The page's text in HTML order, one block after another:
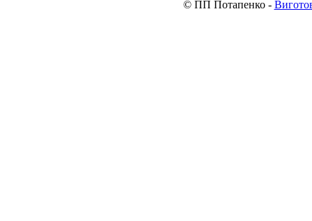
© ПП Потапенко -